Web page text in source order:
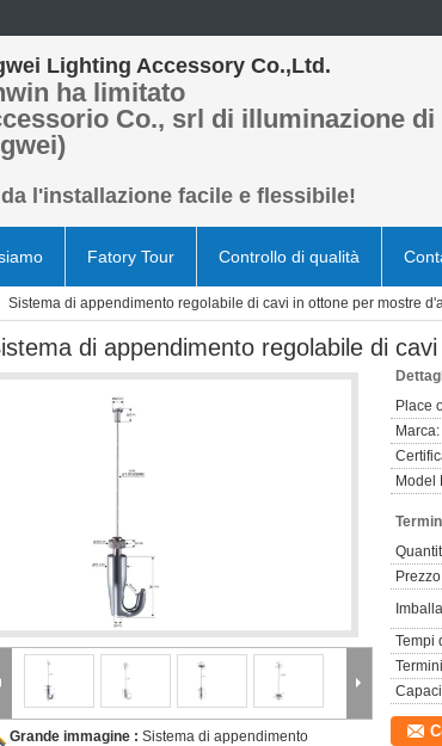
Lighting Accessory Co.,Ltd.
ha limitato
Co., srl di illuminazione di
l'installazione facile e flessibile!
Fatory Tour Controllo di qualità
Sistema di appendimento regolabile di cavi in ottone per mostre
di appendimento regolabile di
Grande immagine : Sistema di appendimento
Place
Marca:
Model
Tempi